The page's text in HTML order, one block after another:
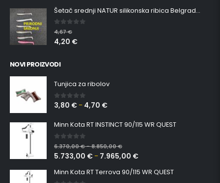
Šetač srednji NATUR silikonska ribica Belgrade Walker
0 out of 5
4,67€
4,20 €
NOVI PROIZVODI
Tunjica za ribolov
0 out of 5
3,80 € – 4,70 €
Minn Kota RT INSTINCT 90/115 WR QUEST
0 out of 5
6.370,00€–8.850,00€
5.733,00 € – 7.965,00 €
Minn Kota RT Terrova 90/115 WR QUEST